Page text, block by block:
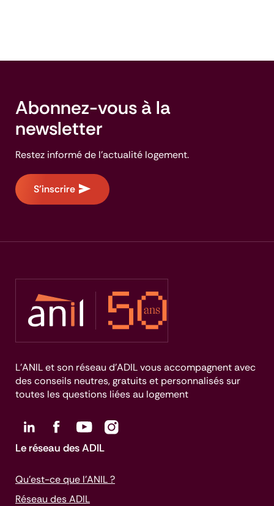
Abonnez-vous à la
newsletter
Restez informé de l'actualité logement.
S'inscrire
L’ANIL et son réseau d’ADIL vous accompagnent avec
des conseils neutres, gratuits et personnalisés sur
toutes les questions liées au logement
Le réseau des ADIL
Qu’est-ce que l’ANIL ?
Réseau des ADIL